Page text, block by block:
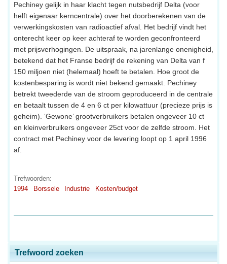
Pechiney gelijk in haar klacht tegen nutsbedrijf Delta (voor
helft eigenaar kerncentrale) over het doorberekenen van de
verwerkingskosten van radioactief afval. Het bedrijf vindt het
onterecht keer op keer achteraf te worden geconfronteerd
met prijsverhogingen. De uitspraak, na jarenlange onenigheid,
betekend dat het Franse bedrijf de rekening van Delta van f
150 miljoen niet (helemaal) hoeft te betalen. Hoe groot de
kostenbesparing is wordt niet bekend gemaakt. Pechiney
betrekt tweederde van de stroom geproduceerd in de centrale
en betaalt tussen de 4 en 6 ct per kilowattuur (precieze prijs is
geheim). ‘Gewone’ grootverbruikers betalen ongeveer 10 ct
en kleinverbruikers ongeveer 25ct voor de zelfde stroom. Het
contract met Pechiney voor de levering loopt op 1 april 1996
af.
Trefwoorden:
1994
Borssele Industrie Kosten/budget
Trefwoord zoeken